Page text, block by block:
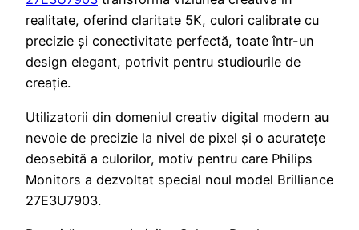
realitate, oferind claritate 5K, culori calibrate cu
precizie și conectivitate perfectă, toate într-un
design elegant, potrivit pentru studiourile de
creație.
Utilizatorii din domeniul creativ digital modern au
nevoie de precizie la nivel de pixel și o acuratețe
deosebită a culorilor, motiv pentru care Philips
Monitors a dezvoltat special noul model Brilliance
27E3U7903.